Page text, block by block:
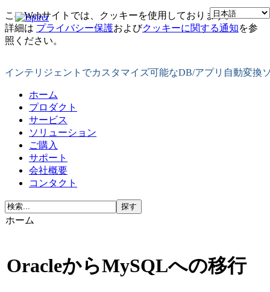
このWebサイトでは、クッキーを使用しております。
詳細は プライバシー保護およびクッキーに関する通知を参
照ください。
インテリジェントでカスタマイズ可能なDB/アプリ自動変換
ホーム
プロダクト
サービス
ソリューション
ご購入
サポート
会社概要
コンタクト
ホーム
OracleからMySQLへの移行